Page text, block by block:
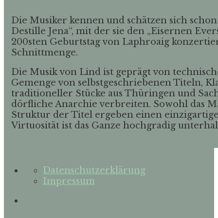
Die Musiker kennen und schätzen sich
Destille Jena“, mit der sie den „Eisernen
200sten Geburtstag von Laphroaig
Schnittmenge.
Die Musik von Lind ist geprägt von
Gemenge von selbstgeschriebenen Titeln,
traditioneller Stücke aus Thüringen und
dörfliche Anarchie verbreiten. Sowohl das
Struktur der Titel ergeben einen
Virtuosität ist das Ganze hochgradig
Datenschutzerklärung
Impressum